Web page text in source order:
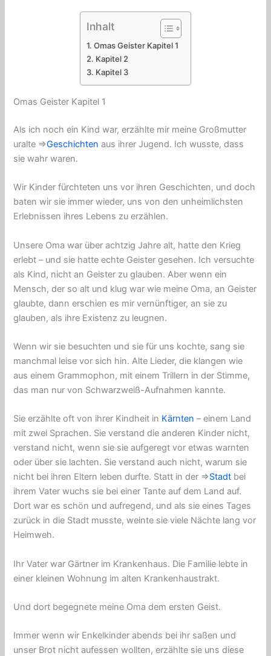
Inhalt
Omas Geister Kapitel 1
Kapitel 2
Kapitel 3
Omas Geister Kapitel 1
Als ich noch ein Kind war, erzählte mir meine Großmutter
uralte ⇒Geschichten aus ihrer Jugend. Ich wusste, dass
sie wahr waren.
Wir Kinder fürchteten uns vor ihren Geschichten, und doch
baten wir sie immer wieder, uns von den unheimlichsten
Erlebnissen ihres Lebens zu erzählen.
Unsere Oma war über achtzig Jahre alt, hatte den Krieg
erlebt – und sie hatte echte Geister gesehen. Ich versuchte
als Kind, nicht an Geister zu glauben. Aber wenn ein
Mensch, der so alt und klug war wie meine Oma, an Geister
glaubte, dann erschien es mir vernünftiger, an sie zu
glauben, als ihre Existenz zu leugnen.
Wenn wir sie besuchten und sie für uns kochte, sang sie
manchmal leise vor sich hin. Alte Lieder, die klangen wie
aus einem Grammophon, mit einem Trillern in der Stimme,
das man nur von Schwarzweiß-Aufnahmen kannte.
Sie erzählte oft von ihrer Kindheit in Kärnten – einem Land
mit zwei Sprachen. Sie verstand die anderen Kinder nicht,
verstand nicht, wenn sie sie aufgeregt vor etwas warnten
oder über sie lachten. Sie verstand auch nicht, warum sie
nicht bei ihren Eltern leben durfte. Statt in der ⇒Stadt bei
ihrem Vater wuchs sie bei einer Tante auf dem Land auf.
Dort war es schön und aufregend, und als sie eines Tages
zurück in die Stadt musste, weinte sie viele Nächte lang vor
Heimweh.
Ihr Vater war Gärtner im Krankenhaus. Die Familie lebte in
einer kleinen Wohnung im alten Krankenhaustrakt.
Und dort begegnete meine Oma dem ersten Geist.
Immer wenn wir Enkelkinder abends bei ihr saßen und
unser Brot nicht aufessen wollten, erzählte sie uns diese